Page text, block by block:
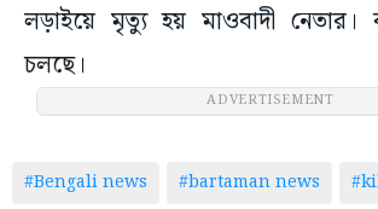
লড়াইয়ে মৃত্যু হয় মাওবাদী
চলছে।